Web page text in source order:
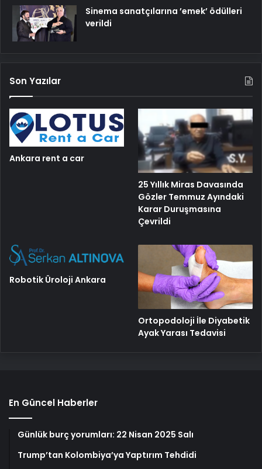
Sinema sanatçılarına ’emek’ ödülleri
verildi
Son Yazılar
Ankara rent a car
25 Yıllık Miras Davasında
Gözler Temmuz Ayındaki
Karar Duruşmasına
Çevrildi
Robotik Üroloji Ankara
Ortopodoloji İle Diyabetik
Ayak Yarası Tedavisi
En Güncel Haberler
Günlük burç yorumları: 22 Nisan 2025 Salı
Trump’tan Kolombiya’ya Yaptırım Tehdidi